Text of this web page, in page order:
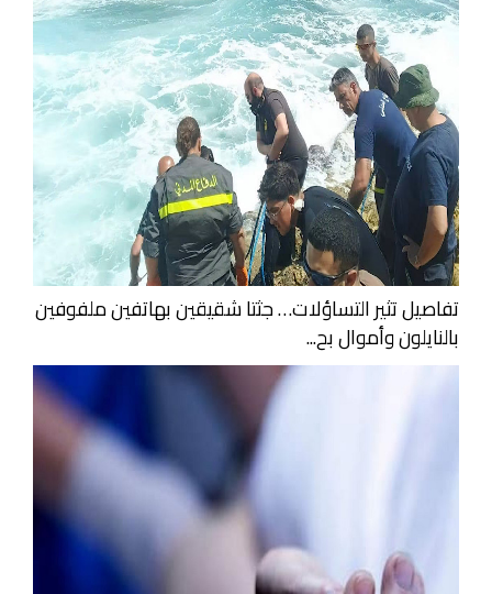
تفاصيل تثير التساؤلات… جثتا شقيقين بهاتفين ملفوفين
بالنايلون وأموال بح...